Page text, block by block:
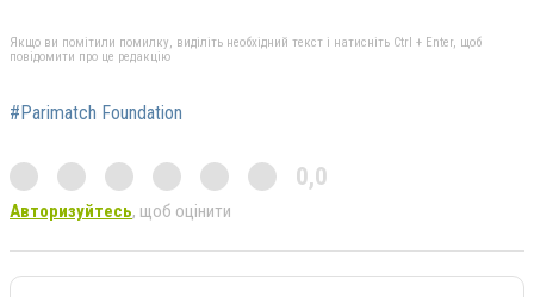
Якщо ви помітили помилку, виділіть необхідний текст і натисніть Ctrl + Enter, щоб
повідомити про це редакцію
#Parimatch Foundation
0,0
Авторизуйтесь, щоб оцінити